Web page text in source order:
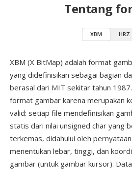
Tentang
XBM HRZ
XBM (X BitMap) adalah format
yang didefinisikan sebagai bagian
berasal dari MIT sekitar tahun
format gambar karena merupakan
valid: setiap file mendefinisikan
statis dari nilai unsigned char yang
terkemas, didahului oleh
menentukan lebar, tinggi, dan
gambar (untuk gambar kursor).